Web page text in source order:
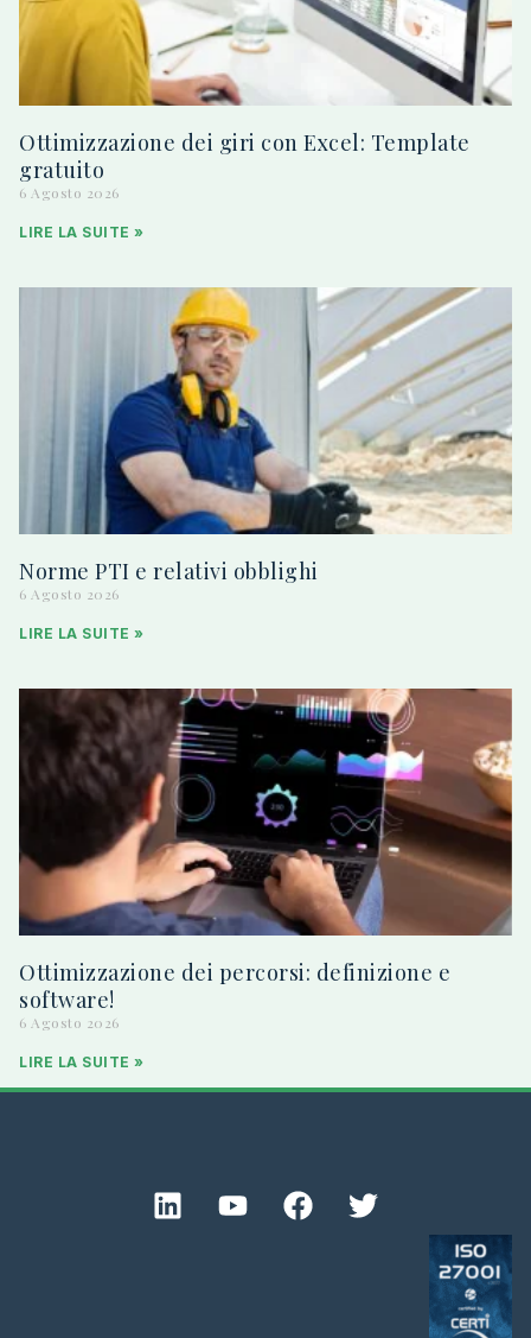
Ottimizzazione dei giri con Excel: Template
gratuito
6 Agosto 2026
LIRE LA SUITE »
Norme PTI e relativi obblighi
6 Agosto 2026
LIRE LA SUITE »
Ottimizzazione dei percorsi: definizione e
software!
6 Agosto 2026
LIRE LA SUITE »